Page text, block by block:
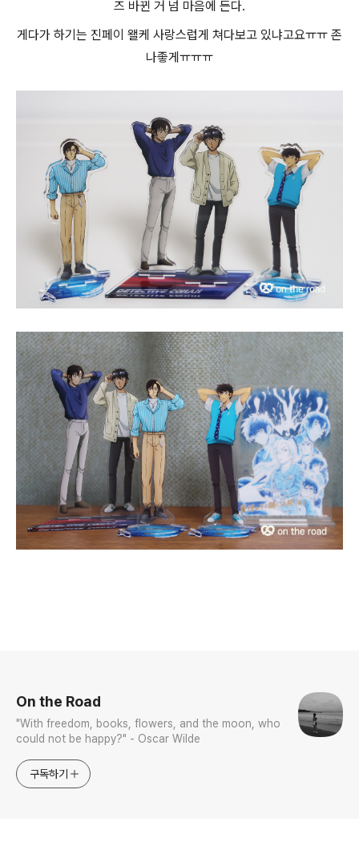
즈 바뀐 거 넘 마음에 든다.
게다가 하기는 진페이 왤케 사랑스럽게 쳐다보고 있냐고요ㅠㅠ 존
나좋게ㅠㅠㅠ
On the Road
"With freedom, books, flowers, and the moon, who
could not be happy?" - Oscar Wilde
구독하기